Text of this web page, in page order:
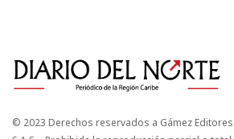
© 2023 Derechos reservados a Gámez